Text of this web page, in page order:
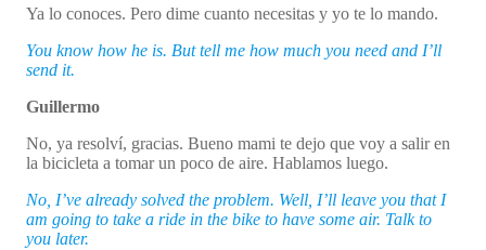
Ya lo conoces. Pero dime cuanto necesitas y yo te lo mando.
You know how he is. But tell me how much you need and I’ll
send it.
Guillermo
No, ya resolví, gracias. Bueno mami te dejo que voy a salir en
la bicicleta a tomar un poco de aire. Hablamos luego.
No, I’ve already solved the problem. Well, I’ll leave you that I
am going to take a ride in the bike to have some air. Talk to
you later.